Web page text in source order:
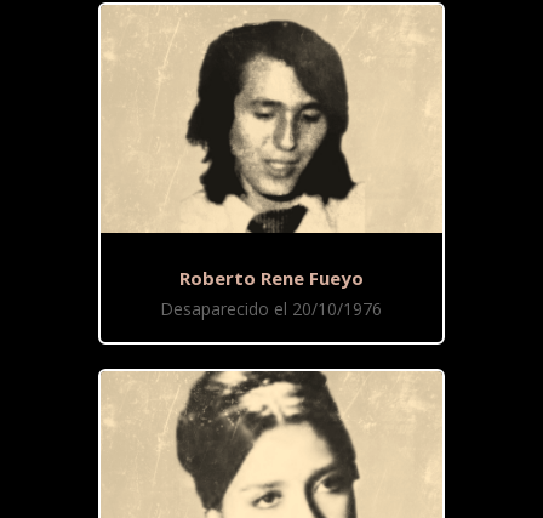
Roberto Rene Fueyo
Desaparecido el 20/10/1976